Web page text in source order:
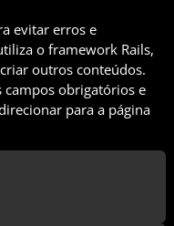
evitar erros e
o framework Rails,
outros conteúdos.
campos obrigatórios e
para a página